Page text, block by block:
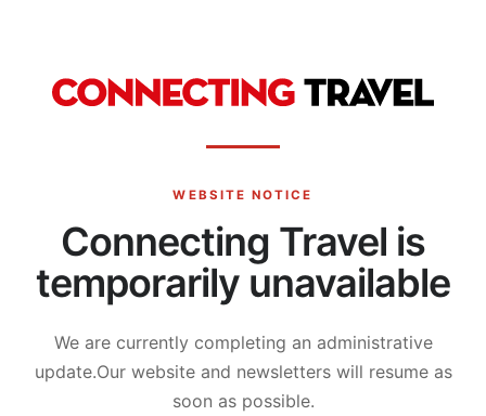
WEBSITE NOTICE
Connecting Travel is
temporarily unavailable
We are currently completing an administrative
update.Our website and newsletters will resume as
soon as possible.